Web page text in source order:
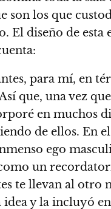
son los que
El diseño de esta
para mí, en
que, una vez
en muchos
de ellos. En
ego
un
te llevan al otro
idea y la incluyó